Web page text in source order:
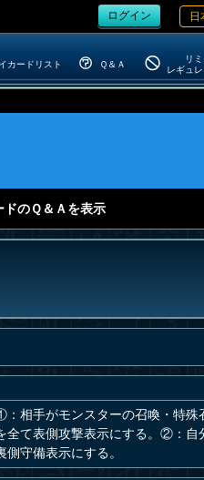
ログイン 日
カードリスト Ｑ＆Ａ
リ
レギュ
ドのＱ＆Ａを表示
相手がモンスターの召喚・特殊
全て表側攻撃表示にする。②：自
守備表示にする。